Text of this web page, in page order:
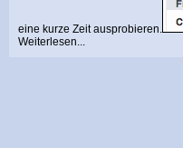
eine kurze Zeit ausprobieren.
Weiterlesen...